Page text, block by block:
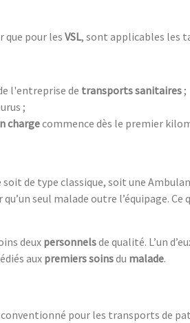
que pour lesVSL, sont applicables les
l'entreprise de transports sanitaires ;
;
chargecommence dès le premier
de type classique, soit une
seul malade outre l’équipage. Ce
deux personnelsde qualité. L’un
aux premiers soinsdu malade.
pour les transports de